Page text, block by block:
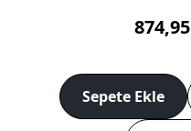
874,95
Sepete Ekle